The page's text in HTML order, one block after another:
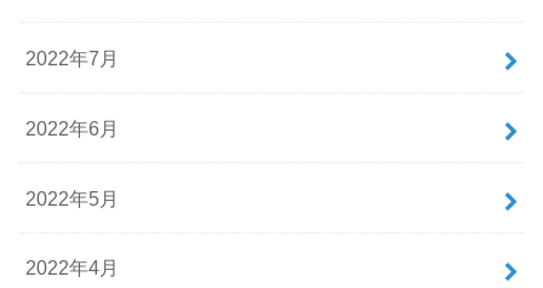
2022年7月
2022年6月
2022年5月
2022年4月